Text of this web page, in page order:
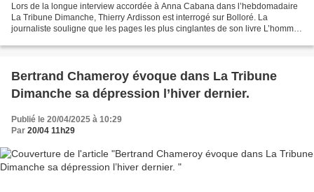
Lors de la longue interview accordée à Anna Cabana dans l’hebdomadaire
La Tribune Dimanche, Thierry Ardisson est interrogé sur Bolloré. La
journaliste souligne que les pages les plus cinglantes de son livre L’homme
Bertrand Chameroy évoque dans La Tribune
Dimanche sa dépression l’hiver dernier.
Publié le 20/04/2025 à 10:29
Par 20/04 11h29